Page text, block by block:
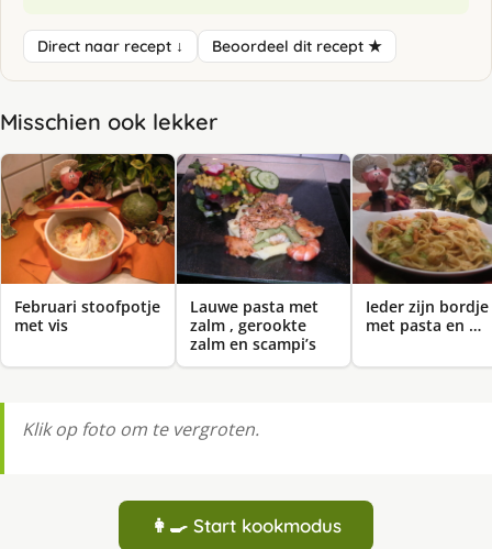
Direct naar recept ↓ Beoordeel dit recept ★
Misschien ook lekker
Februari stoofpotje
met vis
Lauwe pasta met
zalm , gerookte
zalm en scampi’s
Ieder zijn bordje
met pasta en …
Klik op foto om te vergroten.
👩‍🍳 Start kookmodus